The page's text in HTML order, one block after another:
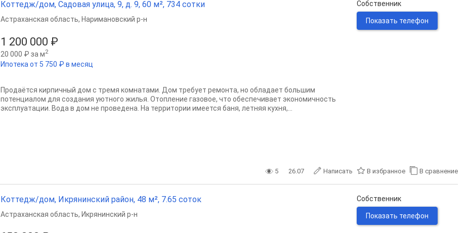
Коттедж/дом, Садовая улица, 9, д. 9, 60 м², 734 сотки
1 200 000 ₽
20 000 ₽ за м2
Ипотека от 5 750 ₽ в месяц
Астраханская область, Наримановский р-н
Продаётся кирпичный дом с тремя комнатами. Дом требует ремонта, но обладает большим
потенциалом для создания уютного жилья. Отопление газовое, что обеспечивает экономичность
эксплуатации. Вода в дом не проведена. На территории имеется баня, летняя кухня,...
Собственник
Показать телефон
5 26.07 Написать В избранное В сравнение
Коттедж/дом, Икрянинский район, 48 м², 7.65 соток
Астраханская область, Икрянинский р-н
Собственник
Показать телефон